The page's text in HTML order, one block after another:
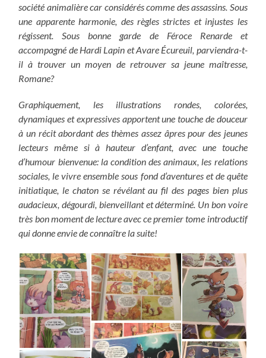
société animalière car considérés comme des assassins. Sous
une apparente harmonie, des règles strictes et injustes les
régissent. Sous bonne garde de Féroce Renarde et
accompagné de Hardi Lapin et Avare Écureuil, parviendra-t-
il à trouver un moyen de retrouver sa jeune maîtresse,
Romane?
Graphiquement, les illustrations rondes, colorées,
dynamiques et expressives apportent une touche de douceur
à un récit abordant des thèmes assez âpres pour des jeunes
lecteurs même si à hauteur d’enfant, avec une touche
d’humour bienvenue: la condition des animaux, les relations
sociales, le vivre ensemble sous fond d’aventures et de quête
initiatique, le chaton se révélant au fil des pages bien plus
audacieux, dégourdi, bienveillant et déterminé. Un bon voire
très bon moment de lecture avec ce premier tome introductif
qui donne envie de connaître la suite!